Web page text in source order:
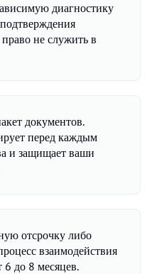
диагностику
не служить в
документов.
перед каждым
и защищает ваши
отсрочку либо
взаимодействия
6 до 8 месяцев.